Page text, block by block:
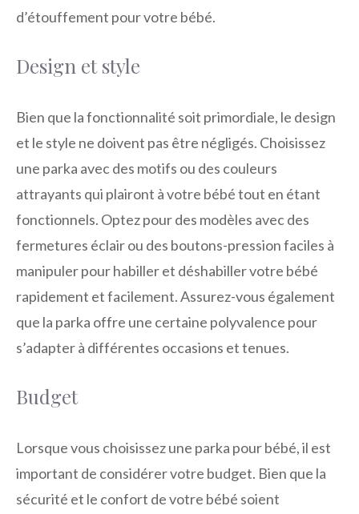
d’étouffement pour votre bébé.
Design et style
Bien que la fonctionnalité soit primordiale, le design
et le style ne doivent pas être négligés. Choisissez
une parka avec des motifs ou des couleurs
attrayants qui plairont à votre bébé tout en étant
fonctionnels. Optez pour des modèles avec des
fermetures éclair ou des boutons-pression faciles à
manipuler pour habiller et déshabiller votre bébé
rapidement et facilement. Assurez-vous également
que la parka offre une certaine polyvalence pour
s’adapter à différentes occasions et tenues.
Budget
Lorsque vous choisissez une parka pour bébé, il est
important de considérer votre budget. Bien que la
sécurité et le confort de votre bébé soient